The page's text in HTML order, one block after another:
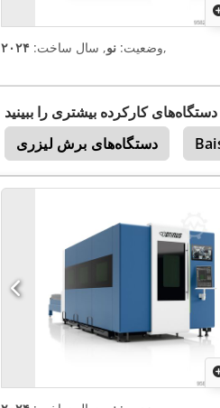
وضعیت: نو, سال ساخت: ۲۰۲۴ ,
دستگاه‌های کارکرده بیشتری را ببینید
دستگاه‌های برش لیزری